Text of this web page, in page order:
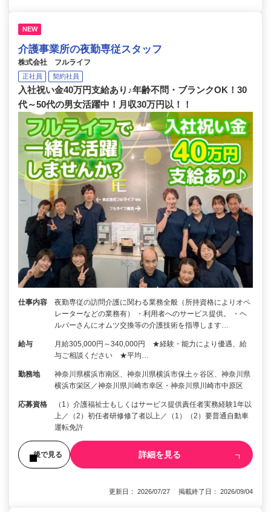
NEW
介護事業所の夜勤専従スタッフ
株式会社 フルライフ
正社員 契約社員
入社祝い金40万円支給あり♪年齢不問・ブランクOK！30
代～50代の男女活躍中！月収30万円以！！
仕事内容
夜勤専従の訪問介護に関わる業務全般（所持資格によりオペ
レーターなどの業務有） ・利用者へのサービス提供。 ・ヘ
ルパーさんにオムツ交換等の介護技術を指導します…
給与
月給305,000円～340,000円 ★経験・能力により優遇、給
与ご相談ください ★平均…
勤務地
神奈川県横浜市南区、神奈川県横浜市保土ヶ谷区、神奈川県
横浜市栄区／神奈川県川崎市幸区・神奈川県川崎市中原区
応募資格
（1）介護福祉士もしくはサービス提供責任者実務経験1年以
上／（2）初任者研修修了者以上／（1）（2）要普通自動車
運転免許
後で見る 詳細を見る
更新日： 2026/07/27 掲載終了日： 2026/09/04